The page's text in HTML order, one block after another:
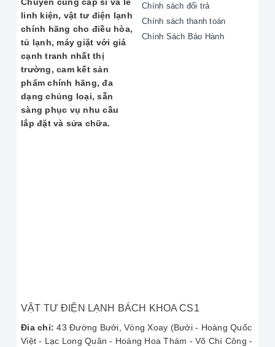
tôi được sửa rất nhanh và hoạt động tốt trở
lại. Cảm ơndịch vụ sửa máy chuyên
nghiệpcủa Bách Khoa!"
"Dịch vụvệ sinh máy
sạch sẽ. Kỹ thuật viên giải thích rõ ràng các
bước làm việc. Rất hài lòng với sự
chất lượng phục vụ."
Trần Cung và toàn bộ địa bàn Hà Nội.
Nếu bạn đang cần tìm mộtdịch vụ sửa máyPanasonic
tin cậy, hãy liên hệ ngay!
linh kiện, vật tư điện lạnh
chính hãng cho điều hòa,
tủ lạnh, máy giặt với giá
cạnh tranh nhất thị
trường, cam kết sản
phẩm chính hãng, đa
dạng chủng loại, sẵn
sàng phục vụ nhu cầu
lắp đặt và sửa chữa.
Chính sách đổi trả
Chính sách thanh toán
Chính Sách Bảo Hành
VẬT TƯ ĐIỆN LẠNH BÁCH KHOA CS1
Đia chỉ: 43 Đường Bưởi, Vòng Xoay (Bưởi - Hoàng Quốc
Việt - Lạc Long Quân - Hoàng Hoa Thám - Võ Chí Công -